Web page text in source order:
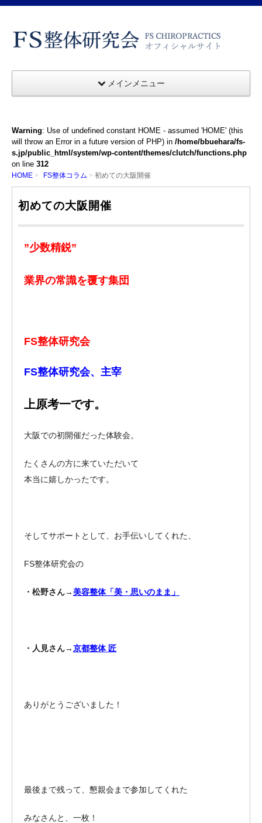
メインメニュー
Warning: Use of undefined constant HOME - assumed 'HOME' (this
will throw an Error in a future version of PHP) in /home/bbuehara/fs-
s.jp/public_html/system/wp-content/themes/clutch/functions.php
on line 312
HOME FS整体コラム 初めての大阪開催
初めての大阪開催
”少数精鋭”
業界の常識を覆す集団
FS整体研究会
FS整体研究会、主宰
上原考一です。
大阪での初開催だった体験会。
たくさんの方に来ていただいて
本当に嬉しかったです。
そしてサポートとして、お手伝いしてくれた、
FS整体研究会の
・松野さん→美容整体「美・思いのまま」
・人見さん→京都整体 匠
ありがとうございました！
最後まで残って、懇親会まで参加してくれた
みなさんと、一枚！